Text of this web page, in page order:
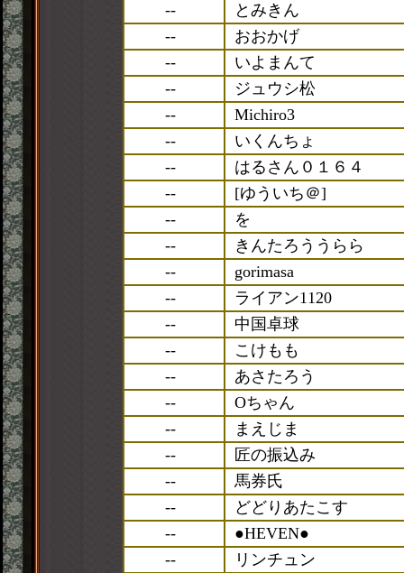
--
とみきん
--
おおかげ
--
いよまんて
--
ジュウシ松
--
Michiro3
--
いくんちょ
--
はるさん０１６４
--
[ゆういち＠]
--
を
--
きんたろううらら
--
gorimasa
--
ライアン1120
--
中国卓球
--
こけもも
--
あさたろう
--
Oちゃん
--
まえじま
--
匠の振込み
--
馬券氏
--
どどりあたこす
--
●HEVEN●
--
リンチュン